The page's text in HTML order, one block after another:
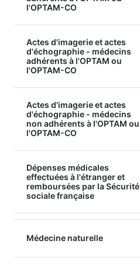
l'OPTAM-CO
Actes d'imagerie et actes
d'échographie - médecins
adhérents à l'OPTAM ou
l'OPTAM-CO
Actes d'imagerie et actes
d'échographie - médecins
non adhérents à l'OPTAM ou
l'OPTAM-CO
Dépenses médicales
effectuées à l'étranger et
remboursées par la Sécurité
sociale française
Médecine naturelle